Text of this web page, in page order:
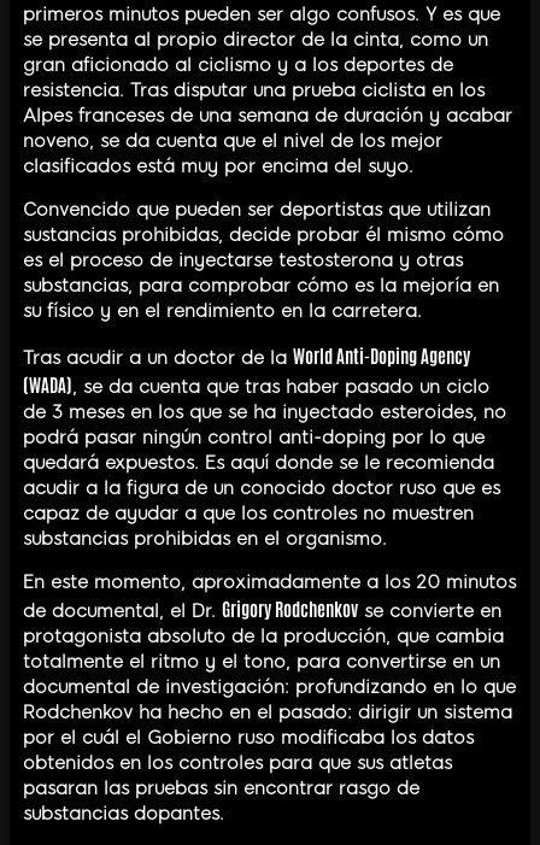
primeros minutos pueden ser algo confusos. Y es que
se presenta al propio director de la cinta, como un
gran aficionado al ciclismo y a los deportes de
resistencia. Tras disputar una prueba ciclista en los
Alpes franceses de una semana de duración y acabar
noveno, se da cuenta que el nivel de los mejor
clasificados está muy por encima del suyo.
Convencido que pueden ser deportistas que utilizan
sustancias prohibidas, decide probar él mismo cómo
es el proceso de inyectarse testosterona y otras
substancias, para comprobar cómo es la mejoría en
su físico y en el rendimiento en la carretera.
Tras acudir a un doctor de la World Anti-Doping Agency
(WADA), se da cuenta que tras haber pasado un ciclo
de 3 meses en los que se ha inyectado esteroides, no
podrá pasar ningún control anti-doping por lo que
quedará expuestos. Es aquí donde se le recomienda
acudir a la figura de un conocido doctor ruso que es
capaz de ayudar a que los controles no muestren
substancias prohibidas en el organismo.
En este momento, aproximadamente a los 20 minutos
de documental, el Dr. Grigory Rodchenkov se convierte en
protagonista absoluto de la producción, que cambia
totalmente el ritmo y el tono, para convertirse en un
documental de investigación: profundizando en lo que
Rodchenkov ha hecho en el pasado: dirigir un sistema
por el cuál el Gobierno ruso modificaba los datos
obtenidos en los controles para que sus atletas
pasaran las pruebas sin encontrar rasgo de
substancias dopantes.